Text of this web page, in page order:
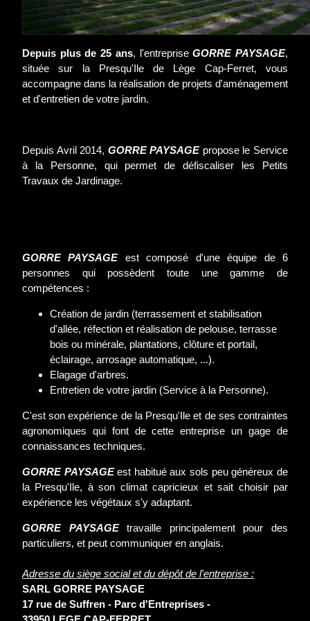
Depuis plus de 25 ans, l'entrepriseGORRE PAYSAGE,
située sur la Presqu'Ile de Lège Cap-Ferret, vous
accompagne dans la réalisation de projets d'aménagement
et d'entretien de votre jardin.
Depuis Avril 2014, GORRE PAYSAGEpropose le Service
à la Personne, qui permet de défiscaliser les Petits
Travaux de Jardinage.
GORRE PAYSAGEest composé d'une équipe de 6
personnes qui possèdent toute une gamme de
compétences :
Création de jardin (terrassement et stabilisation
d'allée, réfection et réalisation de pelouse, terrasse
bois ou minérale, plantations, clôture et portail,
éclairage, arrosage automatique, ...).
Elagage d'arbres.
Entretien de votre jardin (Service à la Personne).
C'est son expérience de la Presqu'Ile et de ses contraintes
agronomiques qui font de cette entreprise un gage de
connaissances techniques.
GORRE PAYSAGEest habitué aux sols peu généreux de
la Presqu'Ile, à son climat capricieux et sait choisir par
expérience les végétaux s'y adaptant.
GORRE PAYSAGEtravaille principalement pour des
particuliers, et peut communiquer en anglais.
Adresse du siège social et du dépôt de l'entreprise :
SARL GORRE PAYSAGE
17 rue de Suffren - Parc d'Entreprises -